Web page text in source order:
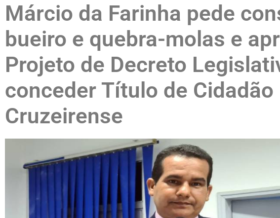
Márcio da Farinha pede
bueiro e quebra-molas e
Projeto de Decreto
conceder Título de Cidadão
Cruzeirense